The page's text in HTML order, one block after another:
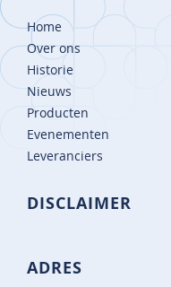
Home
Over ons
Historie
Nieuws
Producten
Evenementen
Leveranciers
DISCLAIMER
ADRES